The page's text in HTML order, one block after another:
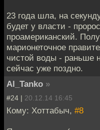
23 года шла, на
будет у власти -
проамериканский.
марионеточное
чистой воды - раньше
сейчас уже поздно.
Al_Tanko »
#24 | 20.12.14 16:45
Кому: Хоттабыч, #8